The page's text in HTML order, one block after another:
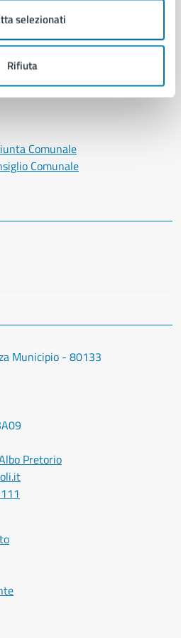
selezionati
Rifiuta
Comunale
Comunale
Municipio - 80133
Pretorio